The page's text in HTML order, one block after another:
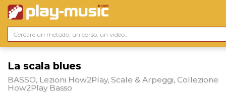
La scala blues
BASSO, Lezioni How2Play, Scale & Arpeggi, Collezione
How2Play Basso